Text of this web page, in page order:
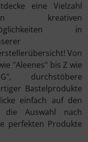
eine Vielzahl
kreativen
in
Von
"Aleenes" bis Z wie
durchstöbere
Bastelprodukte
einfach auf den
die Auswahl nach
perfekten Produkte